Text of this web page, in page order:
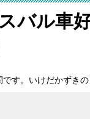
バル車
です。いけだかずき